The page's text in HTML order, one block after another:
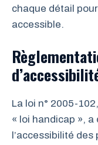
chaque détail
accessible.
La loi n° 2005-
« loi handicap »,
l’accessibilité